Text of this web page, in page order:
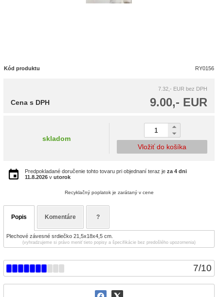
7/10
Kód produktu RY0156
7.32,- EUR bez DPH
9.00,- EUR
Cena s DPH
skladom
Vložiť do košíka
Predpokladané doručenie tohto tovaru pri objednaní teraz je za 4 dni
11.8.2026 v utorok
Recyklačný poplatok je zarátaný v cene
Popis Komentáre ?
Plechové závesné srdiečko 21,5x18x4,5 cm.
(vyhradzujeme si právo meniť tieto popisy a špecifikácie bez predošlého upozornenia)